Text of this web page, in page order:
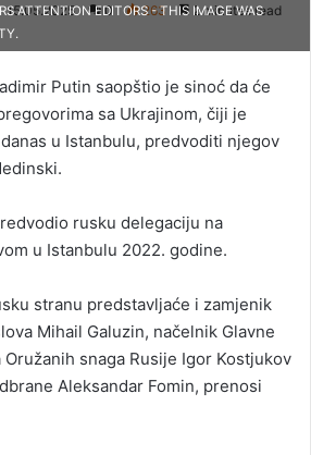
15.05.2025 0 263 2 minutes read
ATTENTION EDITORS - THIS IMAGE WAS
Putin saopštio je sinoć da će
sa Ukrajinom, čiji je
u Istanbulu, predvoditi njegov
rusku delegaciju na
u Istanbulu 2022. godine.
stranu predstavljaće i zamjenik
Mihail Galuzin, načelnik Glavne
snaga Rusije Igor Kostjukov
Aleksandar Fomin, prenosi